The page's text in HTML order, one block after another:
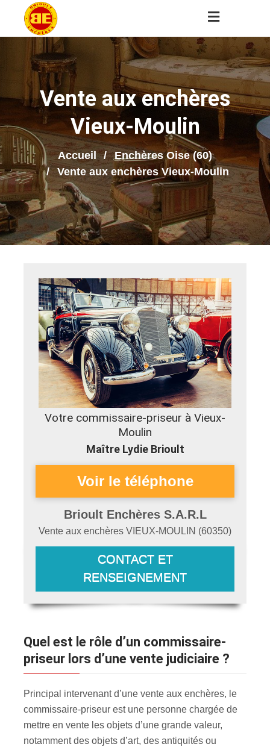
Vente aux enchères
Vieux-Moulin
Accueil
Enchères Oise (60)
Vente aux enchères Vieux-Moulin
Votre commissaire-priseur à Vieux-
Moulin
Maître Lydie Brioult
Brioult Enchères S.A.R.L
Vente aux enchères VIEUX-MOULIN (60350)
CONTACT ET
RENSEIGNEMENT
Quel est le rôle d’un commissaire-
priseur lors d’une vente judiciaire ?
Principal intervenant d’une vente aux enchères, le
commissaire-priseur est une personne chargée de
mettre en vente les objets d’une grande valeur,
notamment des objets d’art, des antiquités ou